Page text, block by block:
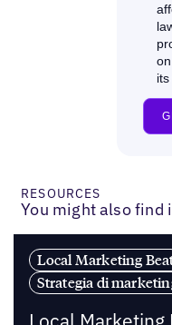
RESOURCES
You might also find
Local Marketing
Strategia di